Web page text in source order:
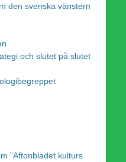
den svenska vänstern
och slutet på slutet
”Aftonbladet kulturs